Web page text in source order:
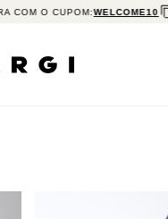
O CUPOM:WELCOME10